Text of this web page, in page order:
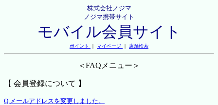
株式会社ノジマ
ノジマ携帯サイト
モバイル会員サイト
ポイント ｜ マイページ ｜ 店舗検索
＜FAQメニュー＞
【 会員登録について 】
Q.メールアドレスを変更しました。